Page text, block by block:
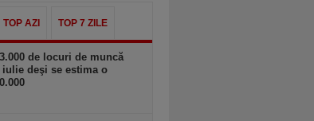
TOP AZI TOP 7 ZILE
de locuri de muncă
deşi se estima o